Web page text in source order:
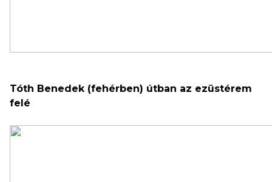
Tóth Benedek (fehérben) útban az ezüstérem
felé